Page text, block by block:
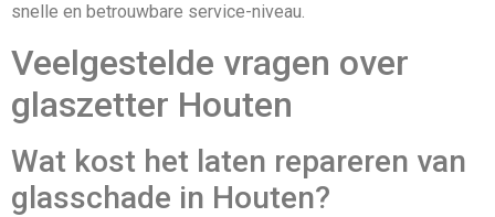
snelle en betrouwbare service-niveau.
Veelgestelde vragen over
glaszetter Houten
Wat kost het laten repareren van
glasschade in Houten?